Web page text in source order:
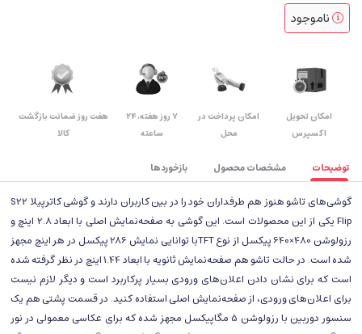
ناموجود
اﻣﮑﺎن ﺗﺤﻮﯾﻞ
اﮐﺴﭙﺮس
امکان پرداخت در
محل
۷ روز ﻫﻔﺘﻪ، ۲۴
ﺳﺎﻋﺘﻪ
هفت روز ضمانت بازگشت
کالا
توضیحات مشخصات محصول بازخوردها
گوشی‌های تاشو هنوز هم طرفداران خود را در بین کاربران دارند و گوشی کاترپیلا S22
Flip یکی از این محصولات است. این گوشی به صفحه‌نمایش اصلی با ابعاد 2.8 اینچ و
رزولوشن 480×640 پیکسل از نوع TFTبا توانایی نمایش 286 پیکسل در هر اینچ مجهز
شده است. در حالت تاشو هم صفحه‌نمایش ثانویه با ابعاد 1.44 اینچ در نظر گرفته شده
است که برای نشان دادن اعلان‌های ورودی بسیار پرکاربرد است و دیگر لازم نیست
برای اعلان‌های ورودی، از صفحه‌نمایش اصلی استفاده کنید. در قسمت پشتی هم یک
سنسور دوربین با رزولوشن 5 مگاپیکسل مجهز شده که برای عکاسی معمولی در نور